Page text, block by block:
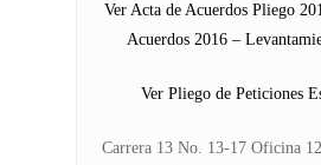
Ver Acta de Acuerdos Pliego
Acuerdos 2016 –
Ver Pliego de Peticiones
Carrera 13 No. 13-17 Oficina